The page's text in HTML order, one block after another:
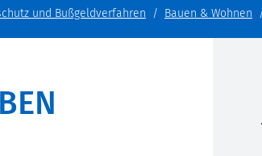
und Bußgeldverfahren Bauen & Wohnen